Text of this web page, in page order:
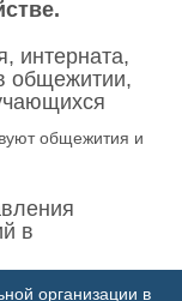
интерната,
общежитии,
общежития и
в
общежития
организации в